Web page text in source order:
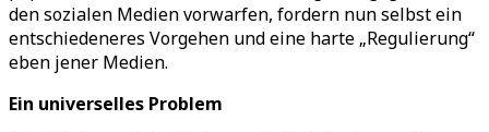
den sozialen Medien vorwarfen, fordern nun selbst ein
entschiedeneres Vorgehen und eine harte „Regulierung“
eben jener Medien.
Ein universelles Problem